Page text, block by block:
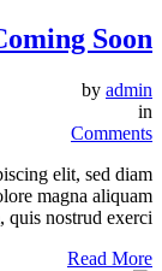
Soon
by admin
in
Comments
elit, sed diam
magna aliquam
nostrud exerci...
Read More